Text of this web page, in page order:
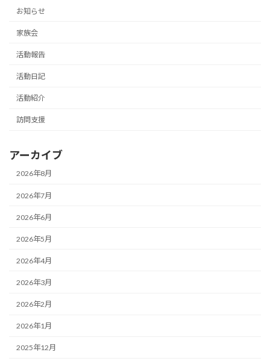
お知らせ
家族会
活動報告
活動日記
活動紹介
訪問支援
アーカイブ
2026年8月
2026年7月
2026年6月
2026年5月
2026年4月
2026年3月
2026年2月
2026年1月
2025年12月